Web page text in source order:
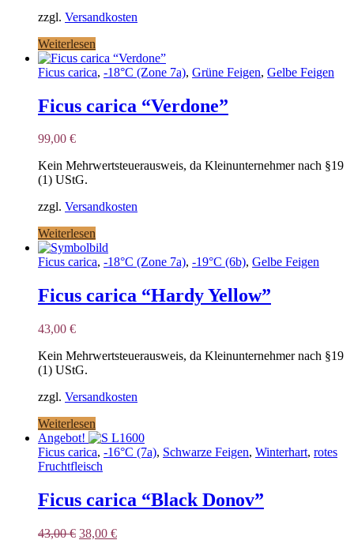
zzgl. Versandkosten
Weiterlesen
Ficus carica, -18°C (Zone 7a), Grüne Feigen, Gelbe Feigen
Ficus carica “Verdone”
99,00 €
Kein Mehrwertsteuerausweis, da Kleinunternehmer nach §19
(1) UStG.
zzgl. Versandkosten
Weiterlesen
Ficus carica, -18°C (Zone 7a), -19°C (6b), Gelbe Feigen
Ficus carica “Hardy Yellow”
43,00 €
Kein Mehrwertsteuerausweis, da Kleinunternehmer nach §19
(1) UStG.
zzgl. Versandkosten
Weiterlesen
Angebot!
Ficus carica, -16°C (7a), Schwarze Feigen, Winterhart, rotes
Fruchtfleisch
Ficus carica “Black Donov”
43,00€ Ursprünglicher
38,00 €Aktueller